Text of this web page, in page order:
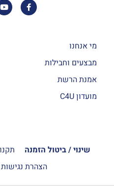
מי אנחנו
מבצעים וחבילות
אמנת הרשת
מועדון C4U
שינוי / ביטול הזמנה
הצהרת נגישות